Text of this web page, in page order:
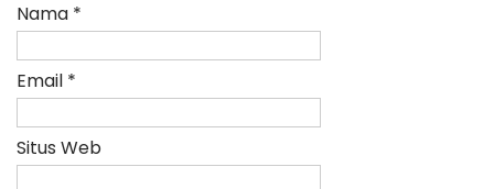
Nama *
Email *
Situs Web